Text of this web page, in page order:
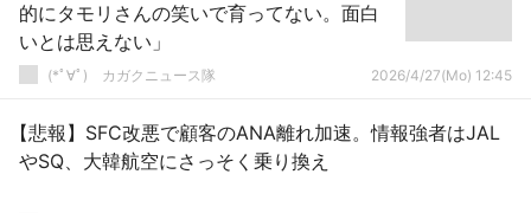
的にタモリさんの笑いで育ってない。面白
いとは思えない」
(*ﾟ∀ﾟ)ゞカガクニュース隊 2026/4/27(Mo) 12:45
【悲報】SFC改悪で顧客のANA離れ加速。情報強者はJAL
やSQ、大韓航空にさっそく乗り換え